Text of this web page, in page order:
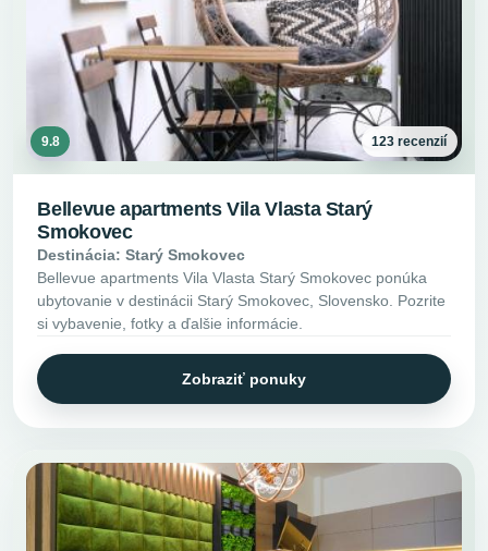
9.8 123 recenzií
Bellevue apartments Vila Vlasta Starý
Smokovec
Destinácia: Starý Smokovec
Bellevue apartments Vila Vlasta Starý Smokovec ponúka
ubytovanie v destinácii Starý Smokovec, Slovensko. Pozrite
si vybavenie, fotky a ďalšie informácie.
Zobraziť ponuky